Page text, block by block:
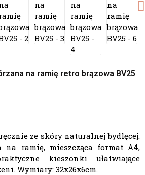
na ramię retro brązowa BV25
ze skóry naturalnej bydlęcej.
na ramię, mieszcząca format A4,
kieszonki ułatwiające
Wymiary: 32x26x6cm.